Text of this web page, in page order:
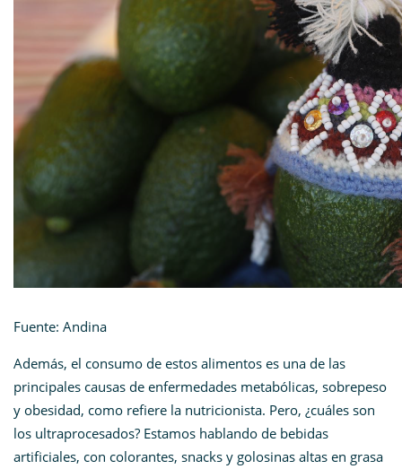
Fuente: Andina
Además, el consumo de estos alimentos es una de las
principales causas de enfermedades metabólicas, sobrepeso
y obesidad, como refiere la nutricionista. Pero, ¿cuáles son
los ultraprocesados? Estamos hablando de bebidas
artificiales, con colorantes, snacks y golosinas altas en grasa